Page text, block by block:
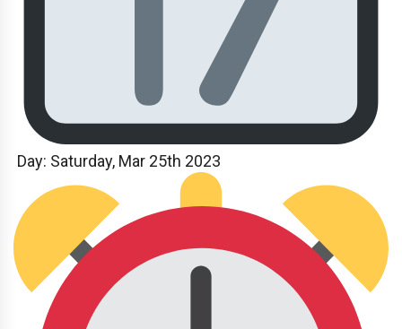
Day: Saturday, Mar 25th 2023